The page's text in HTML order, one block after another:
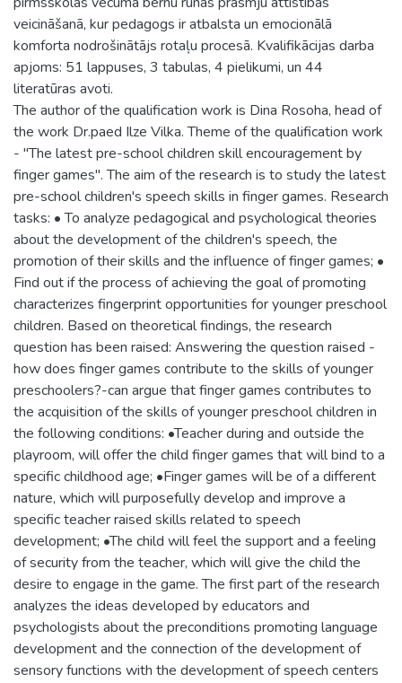
veicināšanā, kur pedagogs ir atbalsta un emocionālā
komforta nodrošinātājs rotaļu procesā. Kvalifikācijas darba
apjoms: 51 lappuses, 3 tabulas, 4 pielikumi, un 44
literatūras avoti.
The author of the qualification work is Dina Rosoha, head of
the work Dr.paed Ilze Vilka. Theme of the qualification work
- "The latest pre-school children skill encouragement by
finger games". The aim of the research is to study the latest
pre-school children's speech skills in finger games. Research
tasks: • To analyze pedagogical and psychological theories
about the development of the children's speech, the
promotion of their skills and the influence of finger games; •
Find out if the process of achieving the goal of promoting
characterizes fingerprint opportunities for younger preschool
children. Based on theoretical findings, the research
question has been raised: Answering the question raised -
how does finger games contribute to the skills of younger
preschoolers?-can argue that finger games contributes to
the acquisition of the skills of younger preschool children in
the following conditions: •Teacher during and outside the
playroom, will offer the child finger games that will bind to a
specific childhood age; •Finger games will be of a different
nature, which will purposefully develop and improve a
specific teacher raised skills related to speech
development; •The child will feel the support and a feeling
of security from the teacher, which will give the child the
desire to engage in the game. The first part of the research
analyzes the ideas developed by educators and
psychologists about the preconditions promoting language
development and the connection of the development of
sensory functions with the development of speech centers